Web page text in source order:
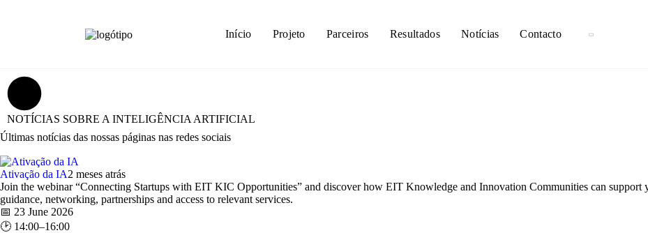
Início Projeto Parceiros Resultados Notícias Contacto
NOTÍCIAS SOBRE A INTELIGÊNCIA ARTIFICIAL
Últimas notícias das nossas páginas nas redes sociais
Ativação da IA2 meses atrás
Join the webinar “Connecting Startups with EIT KIC Opportunities” and discover how EIT Knowledge and Innovation Communities can support
guidance, networking, partnerships and access to relevant services.
📅 23 June 2026
🕑 14:00–16:00